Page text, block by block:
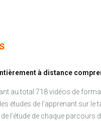
à distance
au total 718 vidéos de
études de l’apprenant sur le
l’étude de chaque